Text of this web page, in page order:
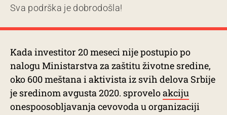
Sva podrška je dobrodošla!
Kada investitor 20 meseci nije postupio po
nalogu Ministarstva za zaštitu životne sredine,
oko 600 meštana i aktivista iz svih delova Srbije
je sredinom avgusta 2020. sproveloakciju
onespoosobljavanja cevovoda u organizaciji